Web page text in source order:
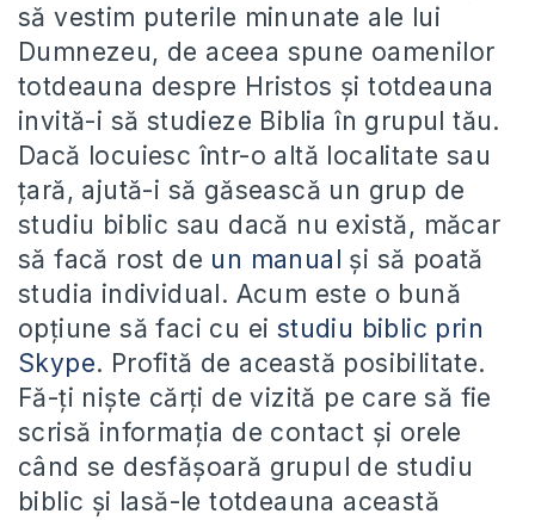
să vestim puterile minunate ale lui
Dumnezeu, de aceea spune oamenilor
totdeauna despre Hristos și totdeauna
invită-i să studieze Biblia în grupul tău.
Dacă locuiesc într-o altă localitate sau
țară, ajută-i să găsească un grup de
studiu biblic sau dacă nu există, măcar
să facă rost de un manual și să poată
studia individual. Acum este o bună
opțiune să faci cu ei studiu biblic prin
Skype. Profită de această posibilitate.
Fă-ți niște cărți de vizită pe care să fie
scrisă informația de contact și orele
când se desfășoară grupul de studiu
biblic și lasă-le totdeauna această